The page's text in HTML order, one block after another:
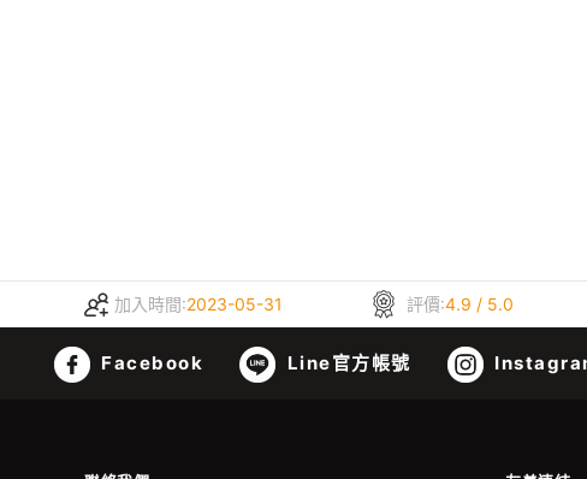
加入時間:2023-05-31 評價:4.9 / 5.0
Facebook Line官方帳號